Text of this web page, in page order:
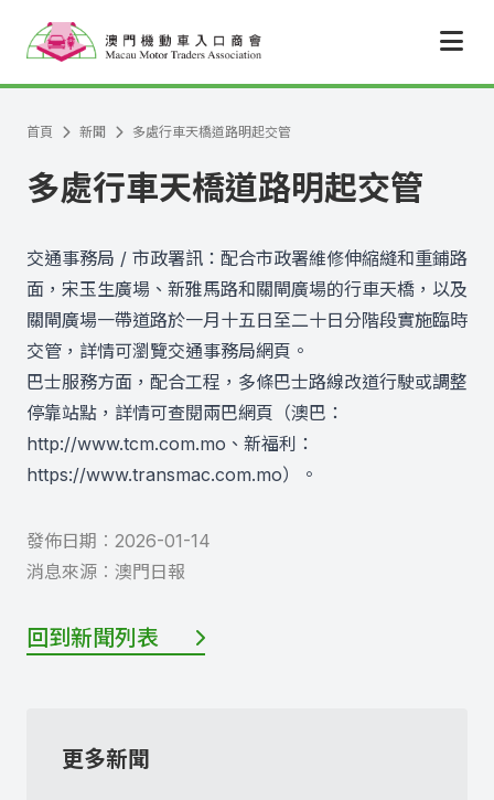
首頁 新聞 多處行車天橋道路明起交管
多處行車天橋道路明起交管
交通事務局 / 市政署訊：配合市政署維修伸縮縫和重鋪路
面，宋玉生廣場、新雅馬路和關閘廣場的行車天橋，以及
關閘廣場一帶道路於一月十五日至二十日分階段實施臨時
交管，詳情可瀏覽交通事務局網頁。
巴士服務方面，配合工程，多條巴士路線改道行駛或調整
停靠站點，詳情可查閱兩巴網頁（澳巴：
http://www.tcm.com.mo、新福利：
https://www.transmac.com.mo）。
發佈日期︰ 2026-01-14
消息來源︰ 澳門日報
回到新聞列表
更多新聞